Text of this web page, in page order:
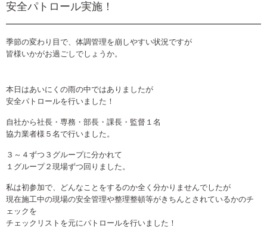
安全パトロール実施！
季節の変わり目で、体調管理を崩しやすい状況ですが
皆様いかがお過ごしでしょうか。
本日はあいにくの雨の中ではありましたが
安全パトロールを行いました！
自社から社長・専務・部長・課長・監督１名
協力業者様５名で行いました。
３～４ずつ３グループに分かれて
１グループ２現場ずつ回りました。
私は初参加で、どんなことをするのか全く分かりませんでしたが
現在施工中の現場の安全管理や整理整頓等がきちんとされているかのチ
ェックを
チェックリストを元にパトロールを行いました！